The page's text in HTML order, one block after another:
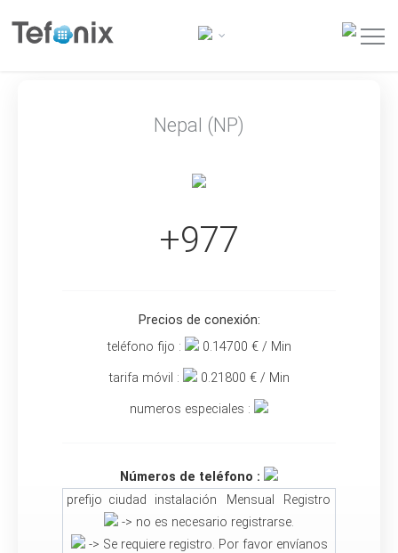
Nepal (NP)
+977
Precios de conexión:
teléfono fijo :
0.14700 € / Min
tarifa móvil : 0.21800 € / Min
numeros especiales :
Números de teléfono :
prefijo ciudad instalación Mensual
Registro
-> no es necesario registrarse.
-> Se requiere registro. Por favor envíanos